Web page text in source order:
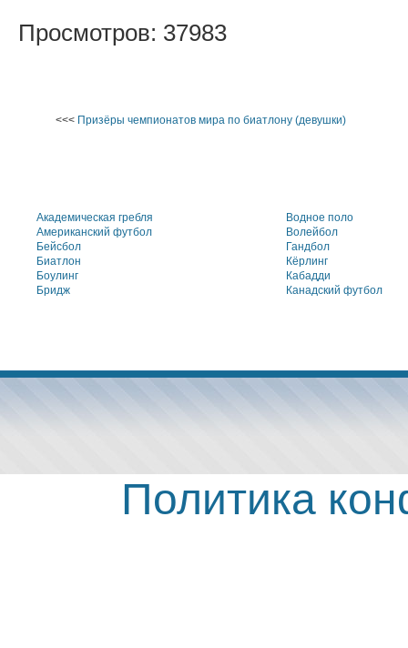
Просмотров: 37983
<<< Призёры чемпионатов мира по биатлону (девушки)
Академическая гребля
Американский футбол
Бейсбол
Биатлон
Боулинг
Бридж
Водное поло
Волейбол
Гандбол
Кёрлинг
Кабадди
Канадский футбол
Политика